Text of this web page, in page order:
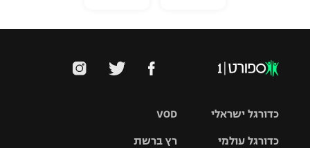
VOD
רץ ברשת
כדורגל ישראלי
כדורגל עולמי